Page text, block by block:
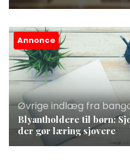
Annonce
Øvrige indlæg fra
Blyantholdere til børn:
der gør læring sjovere